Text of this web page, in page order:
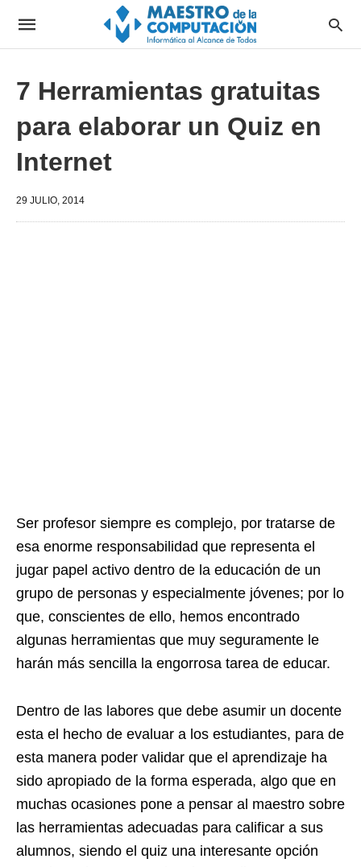
7 Herramientas gratuitas
para elaborar un Quiz en
Internet
29 JULIO, 2014
Ser profesor siempre es complejo, por tratarse de
esa enorme responsabilidad que representa el
jugar papel activo dentro de la educación de un
grupo de personas y especialmente jóvenes; por lo
que, conscientes de ello, hemos encontrado
algunas herramientas que muy seguramente le
harán más sencilla la engorrosa tarea de educar.
Dentro de las labores que debe asumir un docente
esta el hecho de evaluar a los estudiantes, para de
esta manera poder validar que el aprendizaje ha
sido apropiado de la forma esperada, algo que en
muchas ocasiones pone a pensar al maestro sobre
las herramientas adecuadas para calificar a sus
alumnos, siendo el quiz una interesante opción